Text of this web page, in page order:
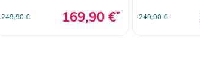
249,90 € 169,90 €* 249,90 €